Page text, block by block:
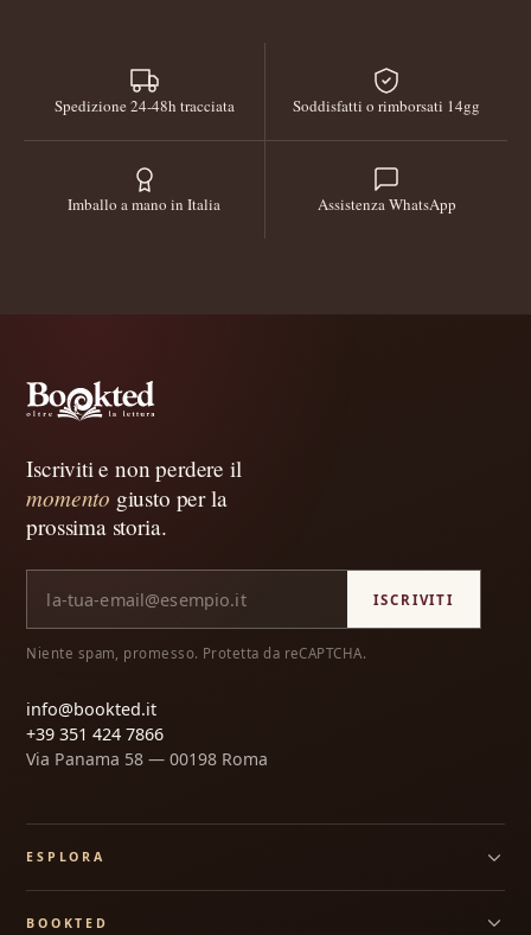
Spedizione 24-48h tracciata Soddisfatti o rimborsati 14gg
Imballo a mano in Italia Assistenza WhatsApp
Iscriviti e non perdere il
momento giusto per la
prossima storia.
ISCRIVITI
Niente spam, promesso. Protetta da reCAPTCHA.
info@bookted.it
+39 351 424 7866
Via Panama 58 — 00198 Roma
ESPLORA
BOOKTED